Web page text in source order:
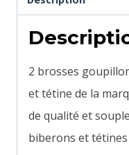
2 brosses
et tétine de la
de qualité et
biberons et tétines